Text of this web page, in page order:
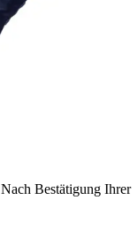
Nach Bestätigung Ihrer